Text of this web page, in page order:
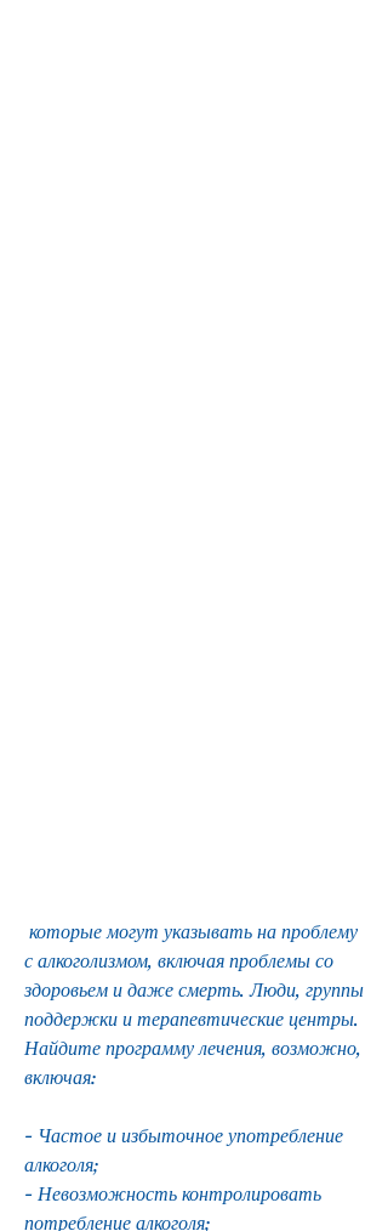
с алкоголизмом, включая проблемы со
здоровьем и даже смерть. Люди, группы
поддержки и терапевтические центры.
Найдите программу лечения, возможно,
включая:
- Частое и избыточное употребление
алкоголя;
- Невозможность контролировать
потребление алкоголя;